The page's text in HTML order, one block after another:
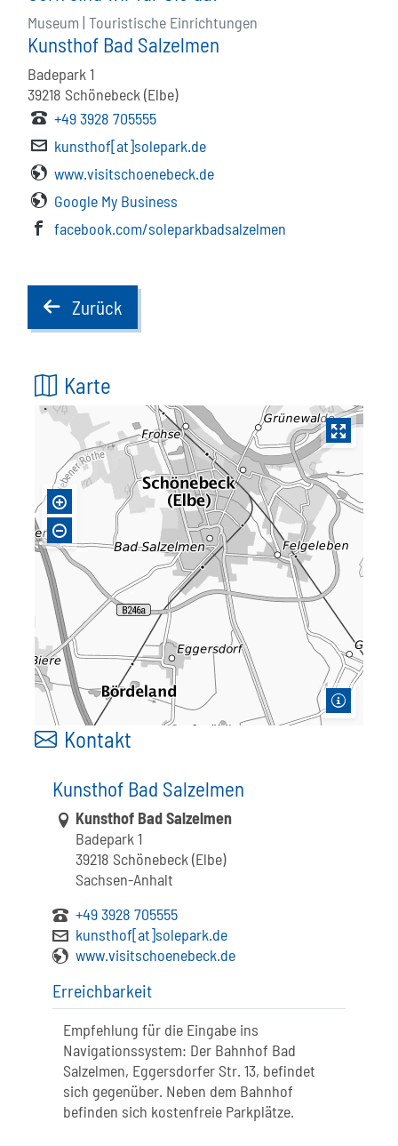
Museum | Touristische Einrichtungen
Kunsthof Bad Salzelmen
Badepark 1
39218 Schönebeck (Elbe)
+49 3928 705555
kunsthof[at]solepark.de
www.visitschoenebeck.de
Google My Business
facebook.com/soleparkbadsalzelmen
backZurück
Karte
Kontakt
Kunsthof Bad Salzelmen
Link zur Google-Maps Navigation
Kunsthof Bad Salzelmen
Badepark 1
39218 Schönebeck (Elbe)
Sachsen-Anhalt
+49 3928 705555
kunsthof[at]solepark.de
www.visitschoenebeck.de
Erreichbarkeit
Empfehlung für die Eingabe ins
Navigationssystem: Der Bahnhof Bad
Salzelmen, Eggersdorfer Str. 13, befindet
sich gegenüber. Neben dem Bahnhof
befinden sich kostenfreie Parkplätze.